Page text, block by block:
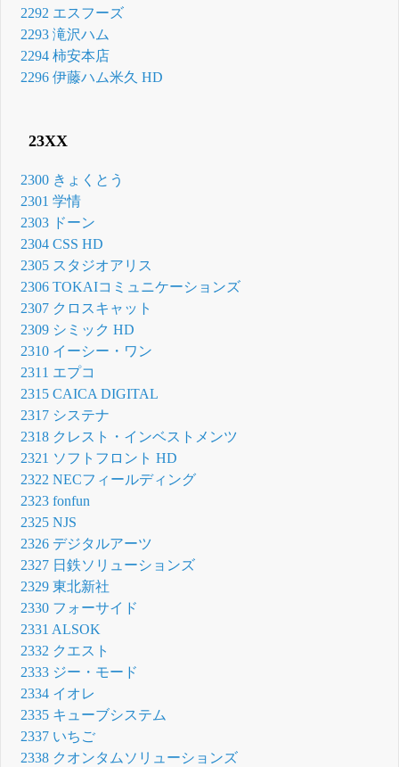
2292 エスフーズ
2293 滝沢ハム
2294 柿安本店
2296 伊藤ハム米久 HD
23XX
2300 きょくとう
2301 学情
2303 ドーン
2304 CSS HD
2305 スタジオアリス
2306 TOKAIコミュニケーションズ
2307 クロスキャット
2309 シミック HD
2310 イーシー・ワン
2311 エプコ
2315 CAICA DIGITAL
2317 システナ
2318 クレスト・インベストメンツ
2321 ソフトフロント HD
2322 NECフィールディング
2323 fonfun
2325 NJS
2326 デジタルアーツ
2327 日鉄ソリューションズ
2329 東北新社
2330 フォーサイド
2331 ALSOK
2332 クエスト
2333 ジー・モード
2334 イオレ
2335 キューブシステム
2337 いちご
2338 クオンタムソリューションズ